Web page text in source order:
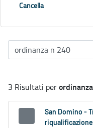
Cancella
3 Risultati per
San Domino -
riqualificazione